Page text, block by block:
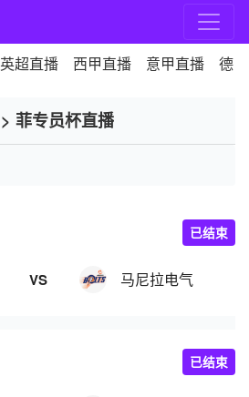
英超直播 西甲直播 意甲直播 德
> 菲专员杯直播
VS 马尼拉电气
已结束
已结束